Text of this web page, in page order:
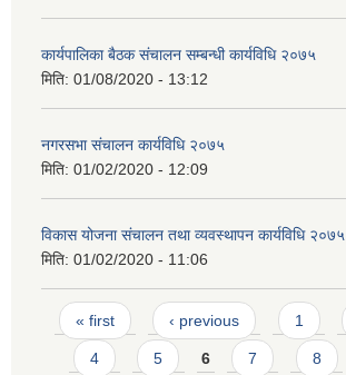
कार्यपालिका बैठक संचालन सम्बन्धी कार्यविधि २०७५
मिति: 01/08/2020 - 13:12
नगरसभा संचालन कार्यविधि २०७५
मिति: 01/02/2020 - 12:09
विकास योजना संचालन तथा व्यवस्थापन कार्यविधि २०७५
मिति: 01/02/2020 - 11:06
Pages
« first ‹ previous 1
4 5 6 7 8